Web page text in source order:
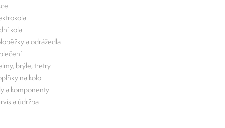
kola
a odrážedla
brýle, tretry
na kolo
a komponenty
a údržba